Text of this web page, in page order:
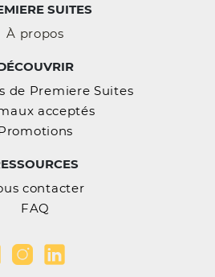
SUITES
À propos
de Premiere Suites
acceptés
contacter
FAQ